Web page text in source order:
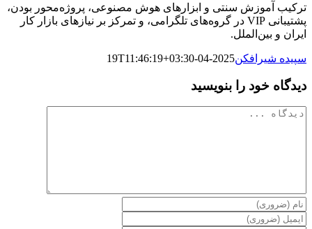
ترکیب آموزش سنتی و ابزارهای هوش مصنوعی، پروژه‌محور بودن،
پشتیبانی VIP در گروه‌های تلگرامی، و تمرکز بر نیازهای بازار کار
ایران و بین‌الملل.
سپیده شیرافکن2025-04-19T11:46:19+03:30
دیدگاه خود را بنویسید
دیدگاه